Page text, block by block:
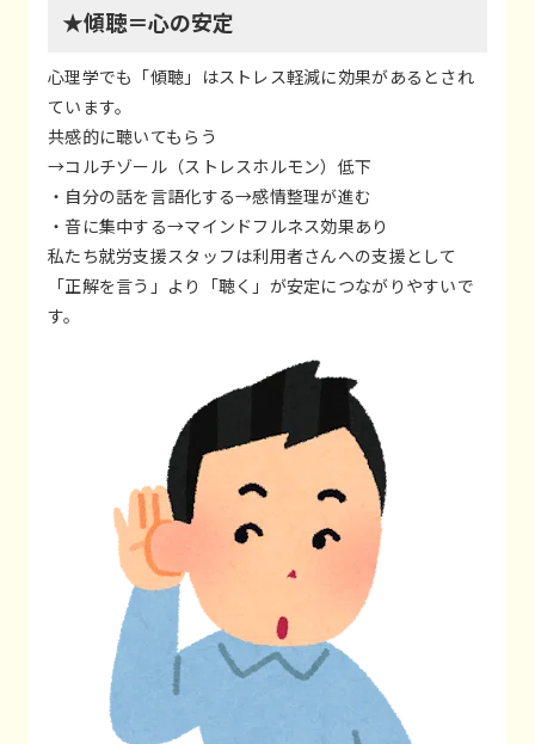
★傾聴＝心の安定
心理学でも「傾聴」はストレス軽減に効果があるとされ
ています。
共感的に聴いてもらう
→コルチゾール（ストレスホルモン）低下
・自分の話を言語化する→感情整理が進む
・音に集中する→マインドフルネス効果あり
私たち就労支援スタッフは利用者さんへの支援として
「正解を言う」より「聴く」が安定につながりやすいで
す。